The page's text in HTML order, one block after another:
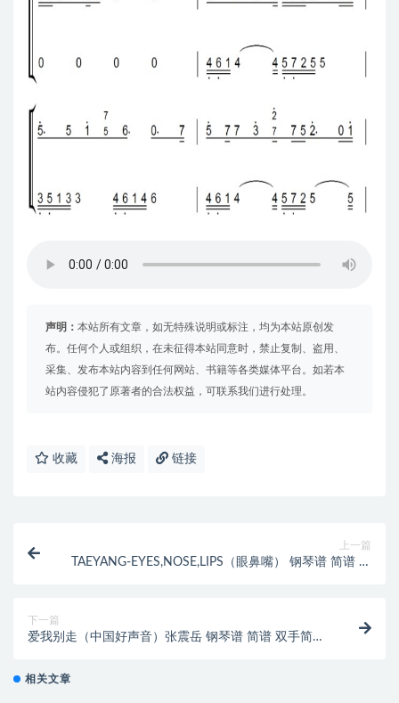
声明： 本站所有文章，如无特殊说明或标注，均为本站原创发
布。任何个人或组织，在未征得本站同意时，禁止复制、盗用、
采集、发布本站内容到任何网站、书籍等各类媒体平台。如若本
站内容侵犯了原著者的合法权益，可联系我们进行处理。
收藏 海报 链接
上一篇
TAEYANG-EYES,NOSE,LIPS（眼鼻嘴） 钢琴谱 简谱 双
下一篇
爱我别走（中国好声音）张震岳 钢琴谱 简谱 双手简谱
相关文章